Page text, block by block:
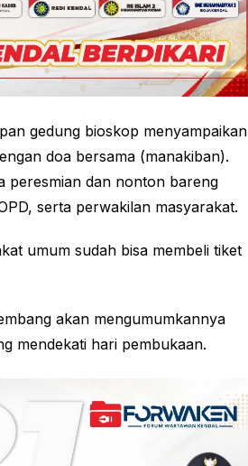
gedung bioskop menyampaikan
doa bersama (manakiban).
peresmian dan nonton bareng
serta perwakilan masyarakat.
umum sudah bisa membeli tiket
akan mengumumkannya
mendekati hari pembukaan.